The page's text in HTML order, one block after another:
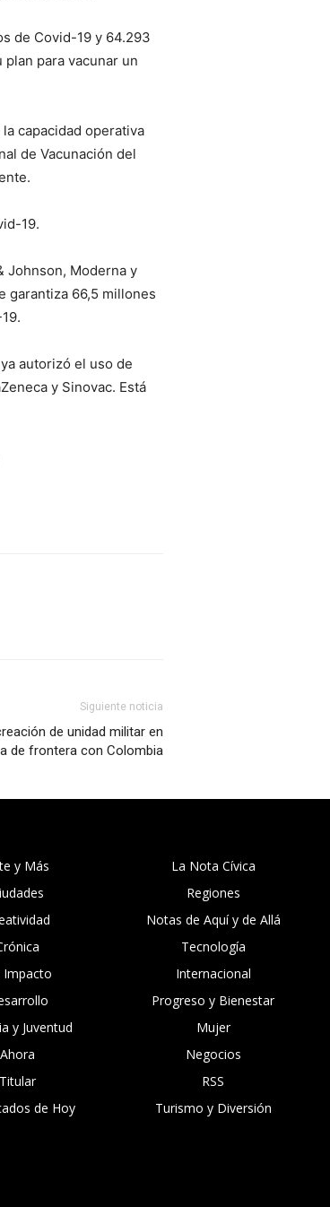
de Covid-19 y 64.293
para vacunar un
capacidad operativa
de Vacunación del
19.
Johnson, Moderna y
garantiza 66,5 millones
autorizó el uso de
y Sinovac. Está
Siguiente noticia
de unidad militar en
de frontera con Colombia
y Más
Impacto
y Juventud
Ahora
Titular
de Hoy
La Nota Cívica
Regiones
Notas de Aquí y de Allá
Tecnología
Internacional
Progreso y Bienestar
Mujer
Negocios
RSS
Turismo y Diversión